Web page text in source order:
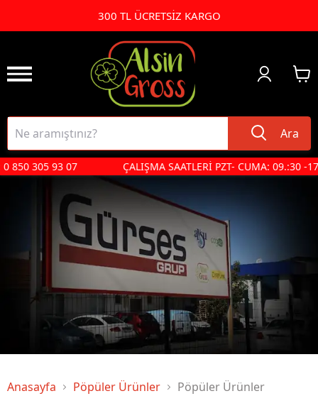
300 TL ÜCRETSİZ KARGO
Ara
93 07 ÇALIŞMA SAATLERİ PZT- CUMA: 09.:30 -17:00
Anasayfa Pöpüler Ürünler Pöpüler Ürünler